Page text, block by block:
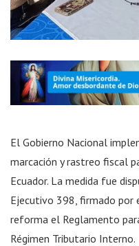
El Gobierno Nacional
marcación y rastreo fiscal
Ecuador. La medida fue
Ejecutivo 398, firmado por
reforma el Reglamento
Régimen Tributario Interno.